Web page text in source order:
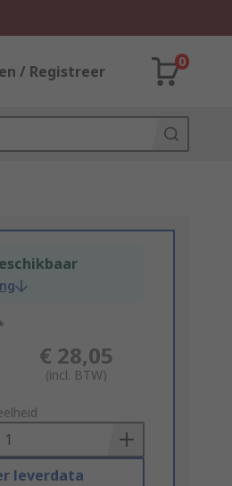
/ Registreer
0
€ 28,05
(incl. BTW)
leverdata